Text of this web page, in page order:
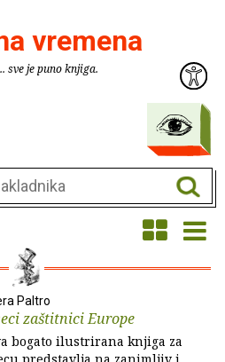
vremena
sve je puno knjiga.
Paltro
zaštitnici Europe
bogato ilustrirana knjiga za